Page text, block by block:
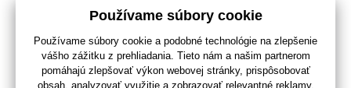
Cozy Noxxiez CH323 Tučniak - hrejivá televízna mikinová
deka s kapucňou pre deti 7-12 r
,87 €
,47 €bez DPH